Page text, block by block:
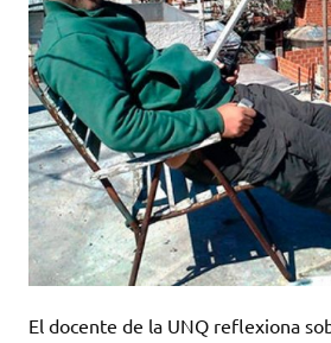
El docente de la UNQ reflexiona